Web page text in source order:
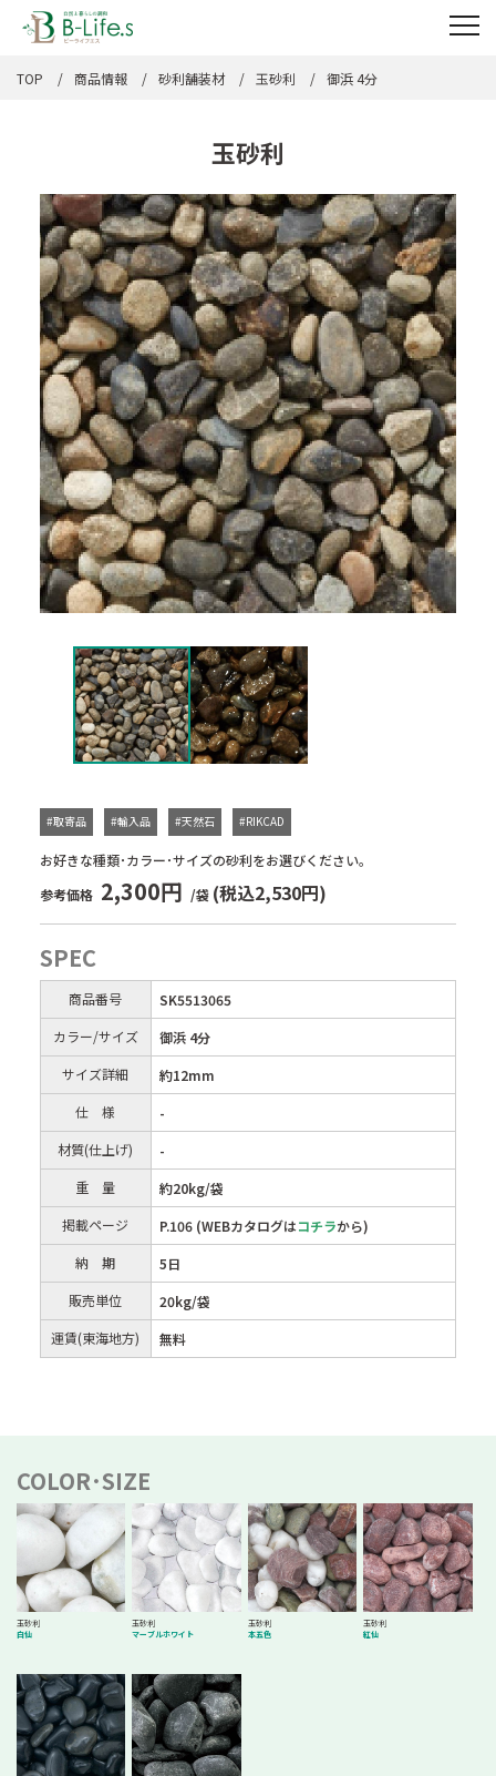
TOP 商品情報 砂利舗装材 玉砂利 御浜 4分
玉砂利
お好きな種類･カラー･サイズの砂利をお選びください。
#取寄品 #輸入品 #天然石 #RIKCAD
参考価格 2,300円 /袋 (税込2,530円)
SPEC
商品番号
SK5513065
カラー/サイズ
御浜 4分
サイズ詳細
約12mm
仕 様
-
材質(仕上げ)
-
重 量
約20kg/袋
掲載ページ
P.106 (WEBカタログはコチラから)
納 期
5日
販売単位
20kg/袋
運賃(東海地方)
無料
COLOR･SIZE
玉砂利
白仙
玉砂利
マーブルホワイト
玉砂利
本五色
玉砂利
紅仙